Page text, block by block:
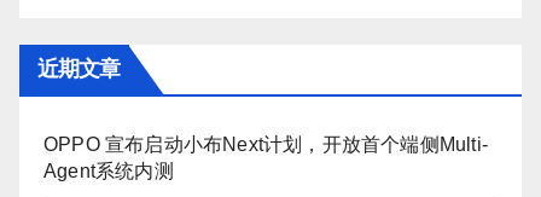
近期文章
OPPO 宣布启动小布Next计划，开放首个端侧Multi-
Agent系统内测